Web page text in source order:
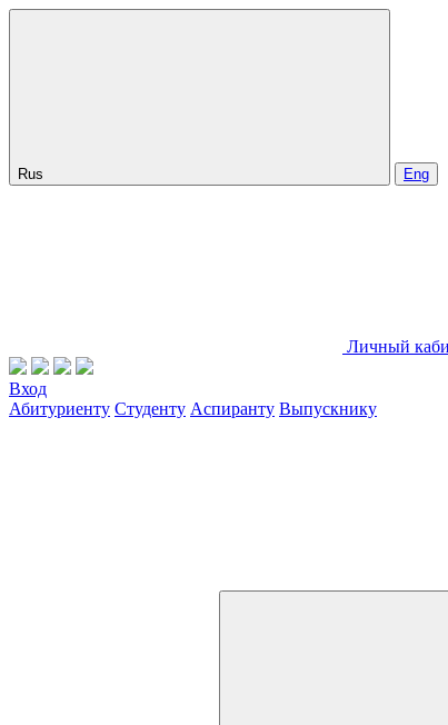
Rus Eng
Личный
Вход
Абитуриенту Студенту Аспиранту Выпускнику